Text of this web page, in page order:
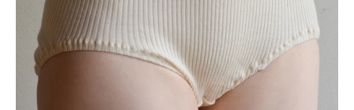
ホーム
新商品